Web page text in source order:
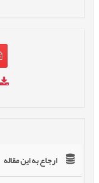
ارجاع به این مقاله